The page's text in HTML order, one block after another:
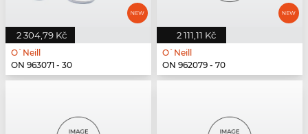
2 304,79 Kč
O`Neill
ON 963071 - 30
2 111,11 Kč
O`Neill
ON 962079 - 70